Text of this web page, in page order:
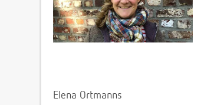
Elena Ortmanns